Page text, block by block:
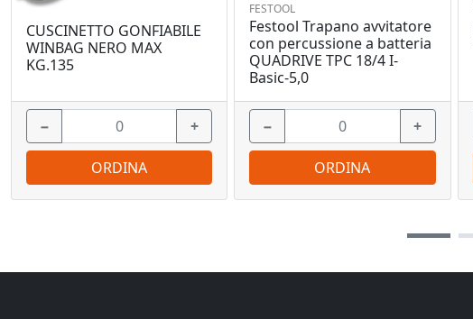
CUSCINETTO GONFIABILE
WINBAG NERO MAX
KG.135
− +
ORDINA
FESTOOL
Festool Trapano avvitatore
con percussione a batteria
QUADRIVE TPC 18/4 I-
Basic-5,0
− +
ORDINA